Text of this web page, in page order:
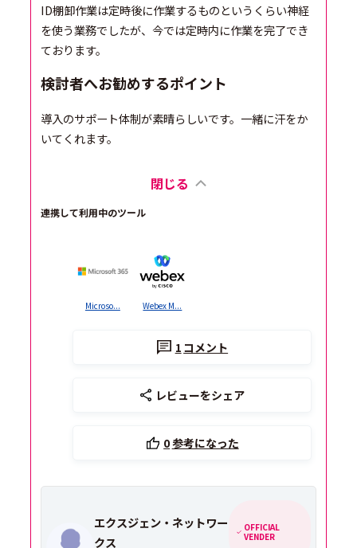
ID棚卸作業は定時後に作業するものというくらい神経
を使う業務でしたが、今では定時内に作業を完了でき
ております。
検討者へお勧めするポイント
導入のサポート体制が素晴らしいです。一緒に汗をか
いてくれます。
閉じる
連携して利用中のツール
Microso... Webex M...
1 コメント
レビューをシェア
0参考になった
エクスジェン・ネットワー
クス
OFFICIAL
VENDER